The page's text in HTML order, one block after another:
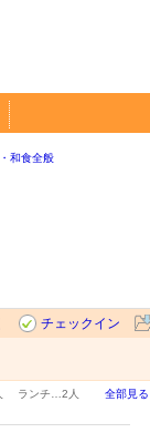
和食全般
チェックイン
ランチ… 2人 全部見る